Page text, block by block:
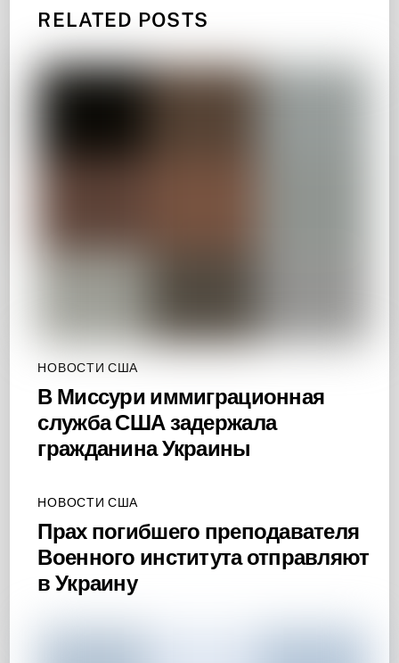
RELATED POSTS
НОВОСТИ США
В Миссури иммиграционная
служба США задержала
гражданина Украины
НОВОСТИ США
Прах погибшего преподавателя
Военного института отправляют
в Украину